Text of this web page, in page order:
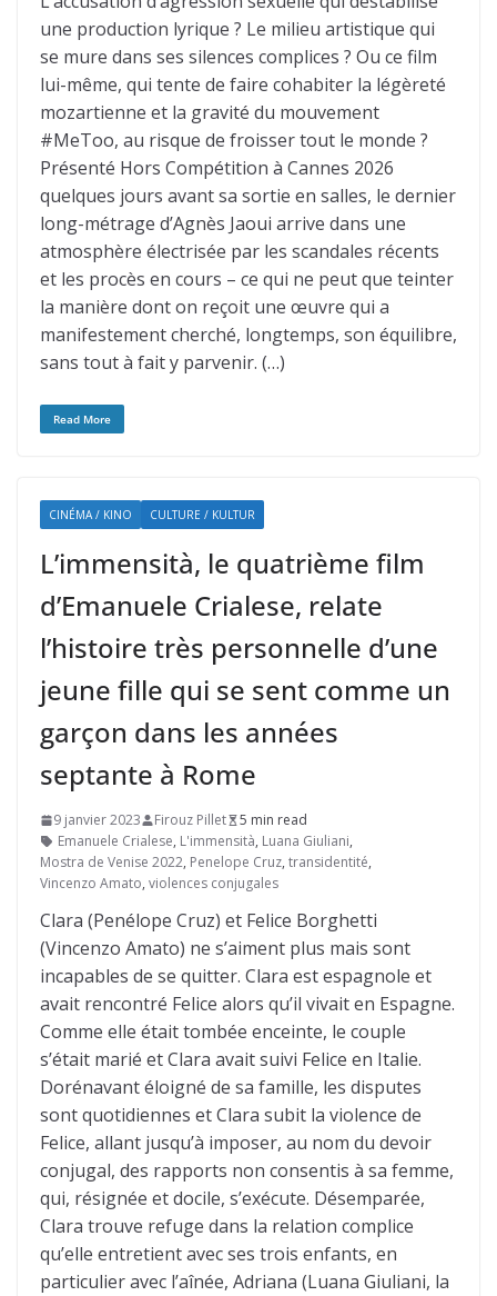
une production lyrique ? Le milieu artistique qui
se mure dans ses silences complices ? Ou ce film
lui-même, qui tente de faire cohabiter la légèreté
mozartienne et la gravité du mouvement
#MeToo, au risque de froisser tout le monde ?
Présenté Hors Compétition à Cannes 2026
quelques jours avant sa sortie en salles, le dernier
long-métrage d’Agnès Jaoui arrive dans une
atmosphère électrisée par les scandales récents
et les procès en cours – ce qui ne peut que teinter
la manière dont on reçoit une œuvre qui a
manifestement cherché, longtemps, son équilibre,
sans tout à fait y parvenir. (…)
Read More
CINÉMA / KINO CULTURE / KULTUR
L’immensità, le quatrième film
d’Emanuele Crialese, relate
l’histoire très personnelle d’une
jeune fille qui se sent comme un
garçon dans les années
septante à Rome
9 janvier 2023 Firouz Pillet
5 min read
Emanuele Crialese, L'immensità, Luana Giuliani,
Mostra de Venise 2022, Penelope Cruz, transidentité,
Vincenzo Amato, violences conjugales
Clara (Penélope Cruz) et Felice Borghetti
(Vincenzo Amato) ne s’aiment plus mais sont
incapables de se quitter. Clara est espagnole et
avait rencontré Felice alors qu’il vivait en Espagne.
Comme elle était tombée enceinte, le couple
s’était marié et Clara avait suivi Felice en Italie.
Dorénavant éloigné de sa famille, les disputes
sont quotidiennes et Clara subit la violence de
Felice, allant jusqu’à imposer, au nom du devoir
conjugal, des rapports non consentis à sa femme,
qui, résignée et docile, s’exécute. Désemparée,
Clara trouve refuge dans la relation complice
qu’elle entretient avec ses trois enfants, en
particulier avec l’aînée, Adriana (Luana Giuliani, la